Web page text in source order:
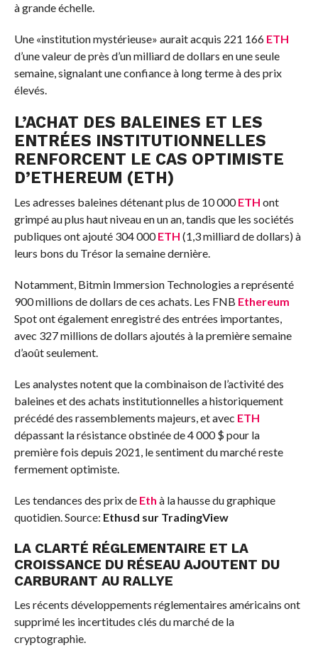
à grande échelle.
Une «institution mystérieuse» aurait acquis 221 166 ETH
d’une valeur de près d’un milliard de dollars en une seule
semaine, signalant une confiance à long terme à des prix
élevés.
L’ACHAT DES BALEINES ET LES
ENTRÉES INSTITUTIONNELLES
RENFORCENT LE CAS OPTIMISTE
D’ETHEREUM (ETH)
Les adresses baleines détenant plus de 10 000ETH ont
grimpé au plus haut niveau en un an, tandis que les sociétés
publiques ont ajouté 304 000ETH (1,3 milliard de dollars) à
leurs bons du Trésor la semaine dernière.
Notamment, Bitmin Immersion Technologies a représenté
900 millions de dollars de ces achats. Les FNB Ethereum
Spot ont également enregistré des entrées importantes,
avec 327 millions de dollars ajoutés à la première semaine
d’août seulement.
Les analystes notent que la combinaison de l’activité des
baleines et des achats institutionnelles a historiquement
précédé des rassemblements majeurs, et avec ETH
dépassant la résistance obstinée de 4 000 $ pour la
première fois depuis 2021, le sentiment du marché reste
fermement optimiste.
Les tendances des prix de Eth à la hausse du graphique
quotidien. Source: Ethusd sur TradingView
LA CLARTÉ RÉGLEMENTAIRE ET LA
CROISSANCE DU RÉSEAU AJOUTENT DU
CARBURANT AU RALLYE
Les récents développements réglementaires américains ont
supprimé les incertitudes clés du marché de la
cryptographie.